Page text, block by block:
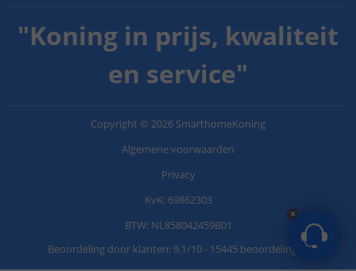
"Koning in prijs, kwaliteit
en service"
Copyright © 2026 SmarthomeKoning
Algemene voorwaarden
Privacy
KvK: 69862303
BTW: NL858042459B01
Beoordeling door klanten: 9.1/10- 15445 beoordelingen